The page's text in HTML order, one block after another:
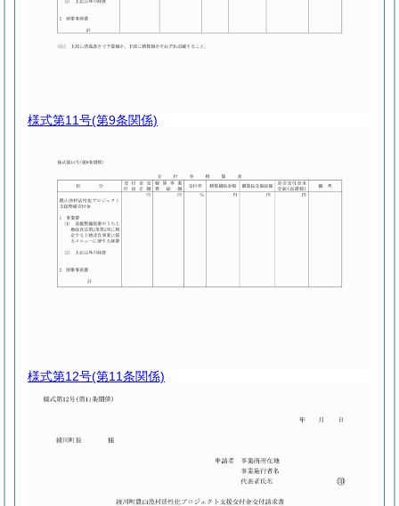
様式第11号(第9条関係)
様式第12号(第11条関係)